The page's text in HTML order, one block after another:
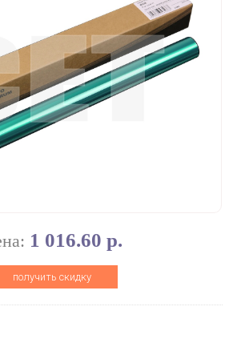
1 016.60 р.
получить скидку